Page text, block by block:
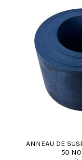
ANNEAU DE
50